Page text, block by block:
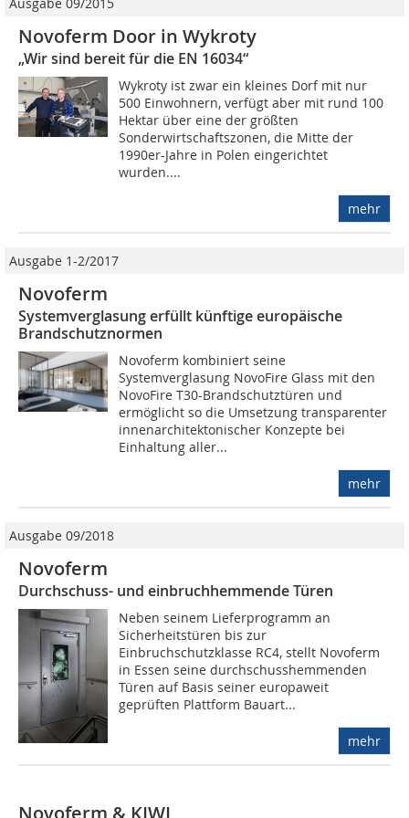
Ausgabe 09/2015
Novoferm Door in Wykroty
„Wir sind bereit für die EN 16034“
Wykroty ist zwar ein kleines Dorf mit nur
500 Einwohnern, verfügt aber mit rund 100
Hektar über eine der größten
Sonderwirtschaftszonen, die Mitte der
1990er-Jahre in Polen eingerichtet
wurden....
mehr
Ausgabe 1-2/2017
Novoferm
Systemverglasung erfüllt künftige europäische
Brandschutznormen
Novoferm kombiniert seine
Systemverglasung NovoFire Glass mit den
NovoFire T30-Brandschutztüren und
ermöglicht so die Umsetzung transparenter
innenarchitektonischer Konzepte bei
Einhaltung aller...
mehr
Ausgabe 09/2018
Novoferm
Durchschuss- und einbruchhemmende Türen
Neben seinem Lieferprogramm an
Sicherheitstüren bis zur
Einbruchschutzklasse RC4, stellt Novoferm
in Essen seine durchschusshemmenden
Türen auf Basis seiner europaweit
geprüften Plattform Bauart...
mehr